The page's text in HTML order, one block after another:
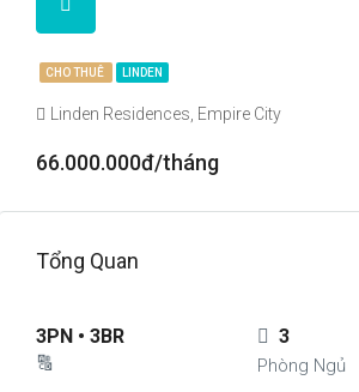
CHO THUÊ LINDEN
Linden Residences, Empire City
66.000.000đ/tháng
Tổng Quan
3PN • 3BR
🔠
3
Phòng Ngủ